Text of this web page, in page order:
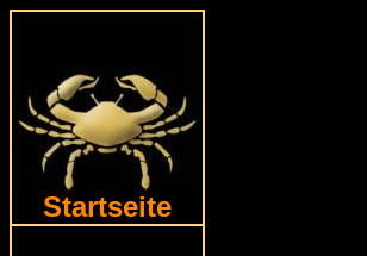
Startseite